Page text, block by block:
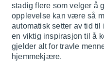
stadig flere som velger å
opplevelse kan være så
automatisk setter av tid
en viktig inspirasjon til å
gjelder alt for travle
hjemmekjære.